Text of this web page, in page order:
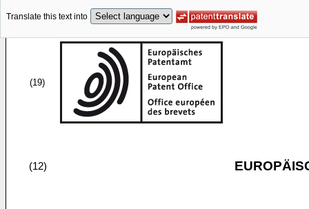
Translate this text into
(19)
(12)